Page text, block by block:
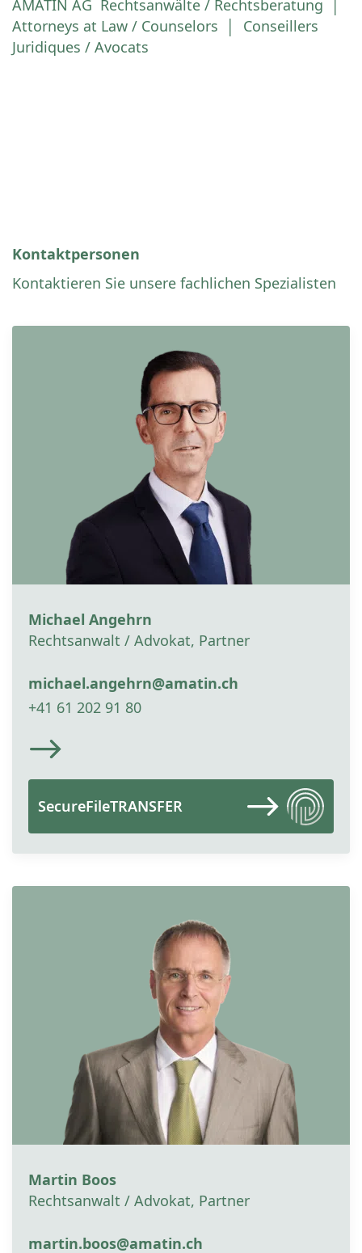
AMATIN AG Rechtsanwälte / Rechtsberatung │
Attorneys at Law / Counselors │ Conseillers
Juridiques / Avocats
Kontaktpersonen
Kontaktieren Sie unsere fachlichen Spezialisten
Michael Angehrn
Rechtsanwalt / Advokat, Partner
michael.angehrn@amatin.ch
+41 61 202 91 80
SecureFileTRANSFER
Martin Boos
Rechtsanwalt / Advokat, Partner
martin.boos@amatin.ch